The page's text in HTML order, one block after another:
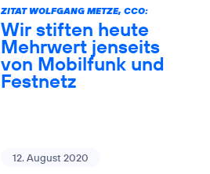
ZITAT WOLFGANG METZE, CCO:
Wir stiften heute
Mehrwert jenseits
von Mobilfunk und
Festnetz
12. August 2020